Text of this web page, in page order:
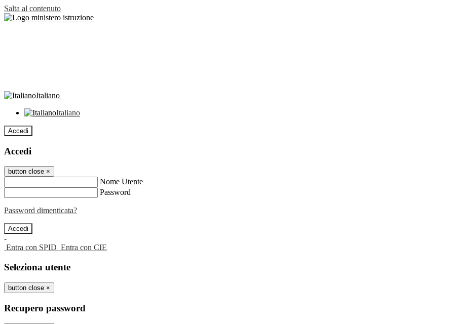
Salta al contenuto
Italiano
Italiano
Accedi
Accedi
button close ×
Nome Utente
Password
Password dimenticata?
-
Entra con SPID Entra con CIE
Seleziona utente
button close ×
Recupero password